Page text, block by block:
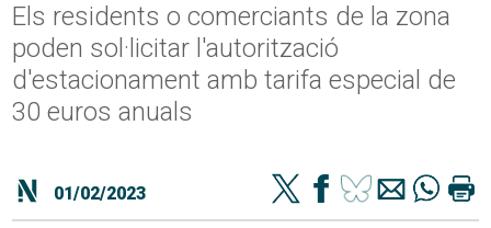
Els residents o comerciants de la zona
poden sol·licitar l'autorització
d'estacionament amb tarifa especial de
30 euros anuals
01/02/2023